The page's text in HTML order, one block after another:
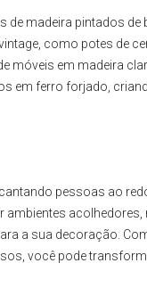
madeira pintados de
como potes de
móveis em madeira
em ferro forjado,
pessoas ao
ambientes
a sua decoração.
você pode